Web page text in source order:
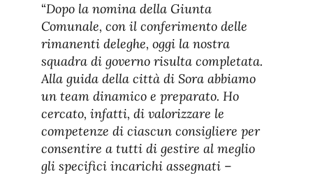
“Dopo la nomina della Giunta
Comunale, con il conferimento delle
rimanenti deleghe, oggi la nostra
squadra di governo risulta completata.
Alla guida della città di Sora abbiamo
un team dinamico e preparato. Ho
cercato, infatti, di valorizzare le
competenze di ciascun consigliere per
consentire a tutti di gestire al meglio
gli specifici incarichi assegnati –